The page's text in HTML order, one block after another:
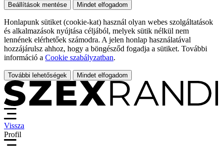
Beállítások mentése Mindet elfogadom
Honlapunk sütiket (cookie-kat) használ olyan webes szolgáltatások
és alkalmazások nyújtása céljából, melyek sütik nélkül nem
lennének elérhetőek számodra. A jelen honlap használatával
hozzájárulsz ahhoz, hogy a böngésződ fogadja a sütiket. További
információ a Cookie szabályzatban.
További lehetőségek Mindet elfogadom
Vissza
Profil